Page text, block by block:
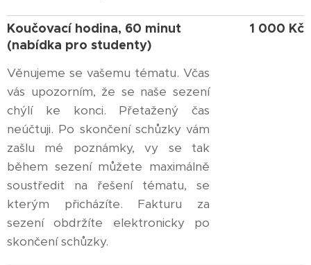
Koučovací hodina, 60 minut
(nabídka pro studenty)
Věnujeme se vašemu tématu. Včas
vás upozorním, že se naše sezení
chýlí ke konci. Přetažený čas
neúčtuji. Po skončení schůzky vám
zašlu mé poznámky, vy se tak
během sezení můžete maximálně
soustředit na řešení tématu, se
kterým přicházíte. Fakturu za
sezení obdržíte elektronicky po
skončení schůzky.
1 000 Kč